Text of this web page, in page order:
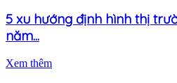
5 xu hướng định hình thị
năm...
Xem thêm